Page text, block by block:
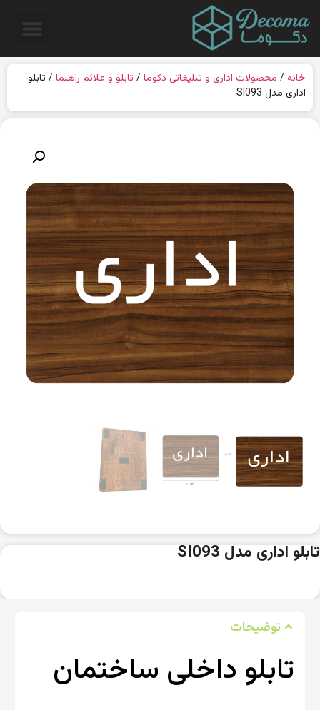
خانه / محصولات اداری و تبلیغاتی دکوما/ تابلو و علائم راهنما/ تابلو
اداری مدل SI093
تابلو اداری مدل SI093
توضیحات
تابلو داخلی ساختمان